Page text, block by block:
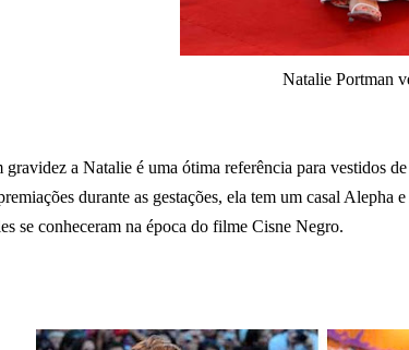
Natalie Portman
gravidez a Natalie é uma ótima referência para vestidos
durante as gestações, ela tem um casal
se conheceram na época do filme Cisne Negro.